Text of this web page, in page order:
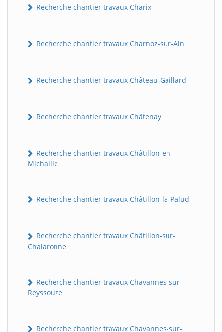
Recherche chantier travaux Charix
Recherche chantier travaux Charnoz-sur-Ain
Recherche chantier travaux Château-Gaillard
Recherche chantier travaux Châtenay
Recherche chantier travaux Châtillon-en-
Michaille
Recherche chantier travaux Châtillon-la-Palud
Recherche chantier travaux Châtillon-sur-
Chalaronne
Recherche chantier travaux Chavannes-sur-
Reyssouze
Recherche chantier travaux Chavannes-sur-
B Assistant en ligne
BatiWebPro